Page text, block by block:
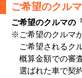
ご希望のクル
ご希望のクルマの
※ご希望のクルマ
ご希望されるク
概算金額での審
選ばれた車で契